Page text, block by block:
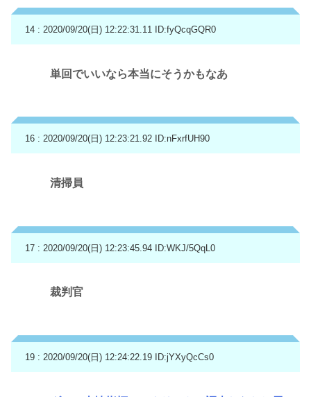
14 : 2020/09/20(日) 12:22:31.11 ID:fyQcqGQR0
単回でいいなら本当にそうかもなあ
16 : 2020/09/20(日) 12:23:21.92 ID:nFxrfUH90
清掃員
17 : 2020/09/20(日) 12:23:45.94 ID:WKJ/5QqL0
裁判官
19 : 2020/09/20(日) 12:24:22.19 ID:jYXyQcCs0